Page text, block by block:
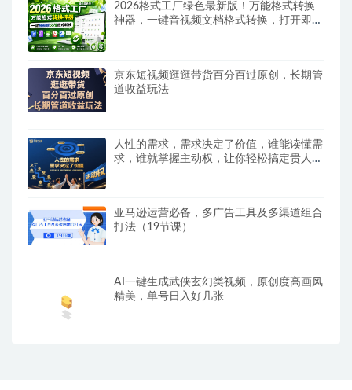
2026格式工厂绿色最新版！万能格式转换
神器，一键音视频文档格式转换，打开即可
京东短视频逛逛带货百分百过原创，长期管
道收益玩法
人性的需求，需求决定了价值，谁能读懂需
求，谁就掌握主动权，让你轻松搞定贵人
亚马逊运营必备，多广告工具及多渠道组合
打法（19节课）
AI一键生成武侠玄幻类视频，原创度高画风
精美，单号日入好几张